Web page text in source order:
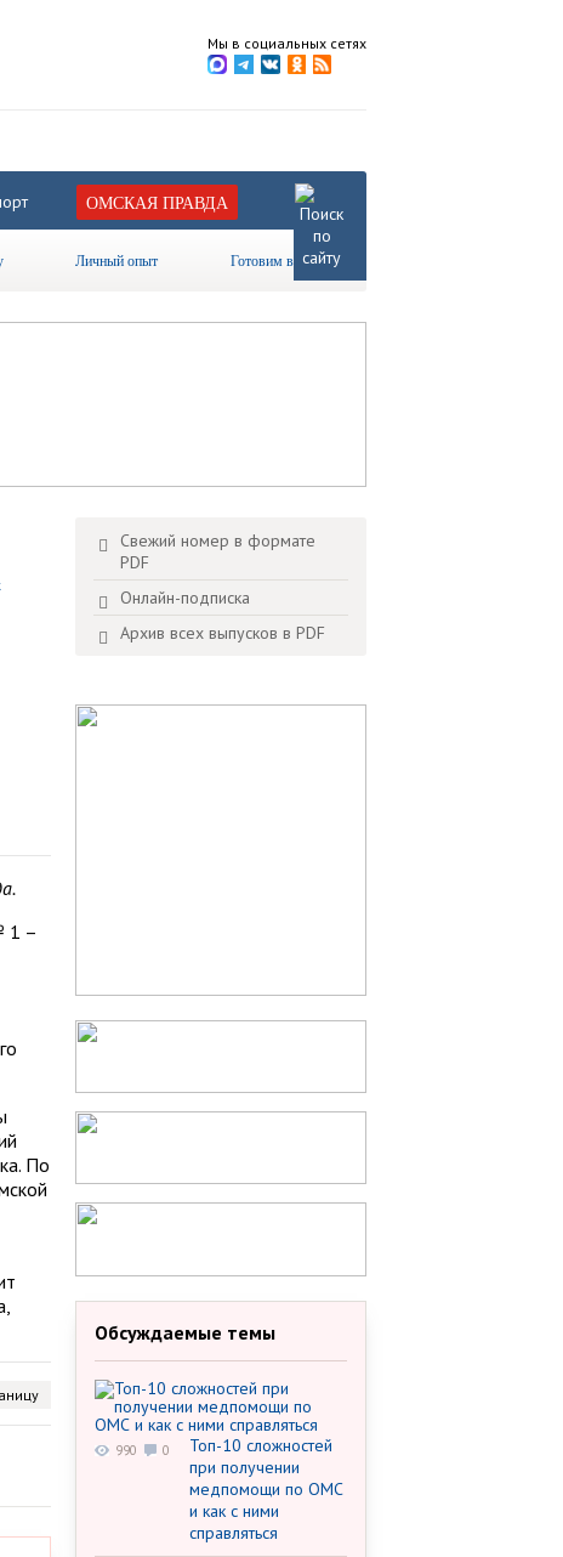
Мы в социальных сетях
ОМСКАЯ ПРАВДА
Личный опыт Готовим вместе
Свежий номер в формате
PDF
Онлайн-подписка
Архив всех выпусков в PDF
1 –
По
Обсуждаемые темы
Топ-10 сложностей
при получении
медпомощи по ОМС
и как с ними
справляться
990 0